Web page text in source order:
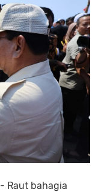
- Raut bahagia